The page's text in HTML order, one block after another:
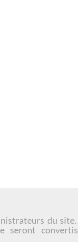
du site.
seront convertis